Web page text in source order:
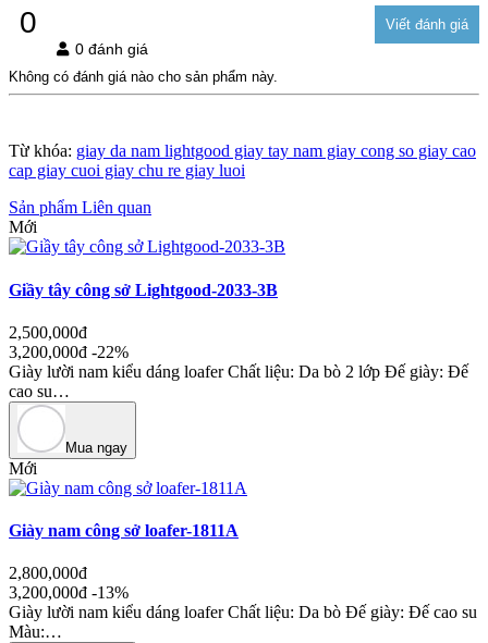
0
0 đánh giá
Không có đánh giá nào cho sản phẩm này.
Từ khóa: giay da nam lightgood giay tay nam giay cong so giay cao
cap giay cuoi giay chu re giay luoi
Sản phẩm Liên quan
Mới
Giầy tây công sở Lightgood-2033-3B
2,500,000đ
3,200,000đ -22%
Giày lười nam kiểu dáng loafer Chất liệu: Da bò 2 lớp Đế giày: Đế
cao su…
Mua ngay
Mới
Giày nam công sở loafer-1811A
2,800,000đ
3,200,000đ -13%
Giày lười nam kiểu dáng loafer Chất liệu: Da bò Đế giày: Đế cao su
Màu:…